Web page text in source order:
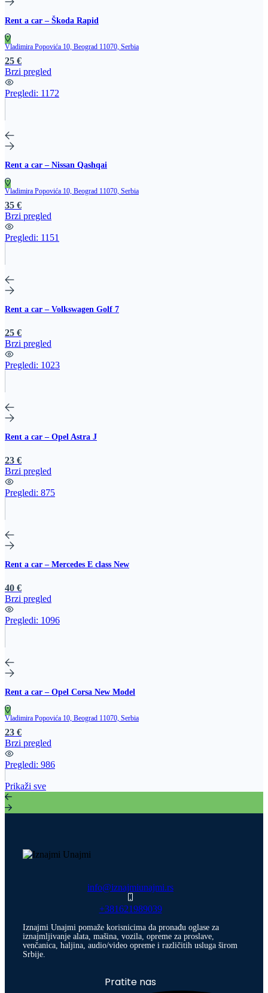
Rent a car – Škoda Rapid
Vladimira Popovića 10, Beograd 11070, Serbia
25 €
Brzi pregled
Pregledi: 1172
Rent a car – Nissan Qashqai
Vladimira Popovića 10, Beograd 11070, Serbia
35 €
Brzi pregled
Pregledi: 1151
Rent a car – Volkswagen Golf 7
25 €
Brzi pregled
Pregledi: 1023
Rent a car – Opel Astra J
23 €
Brzi pregled
Pregledi: 875
Rent a car – Mercedes E class New
40 €
Brzi pregled
Pregledi: 1096
Rent a car – Opel Corsa New Model
Vladimira Popovića 10, Beograd 11070, Serbia
23 €
Brzi pregled
Pregledi: 986
Prikaži sve
info@iznajmiunajmi.rs
+381621989039
Iznajmi Unajmi pomaže korisnicima da pronađu oglase za
iznajmljivanje alata, mašina, vozila, opreme za proslave,
venčanica, haljina, audio/video opreme i različitih usluga širom
Srbije.
Pratite nas